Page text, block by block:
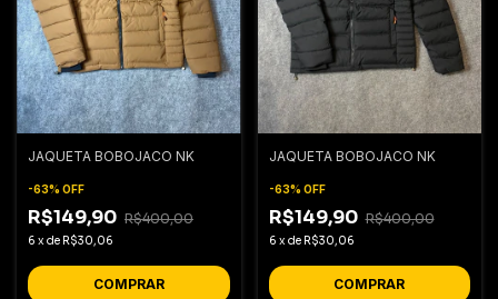
JAQUETA BOBOJACO NK
-63% OFF
R$149,90 R$400,00
6 xde R$30,06
COMPRAR
JAQUETA BOBOJACO NK
-63% OFF
R$149,90 R$400,00
6 xde R$30,06
COMPRAR